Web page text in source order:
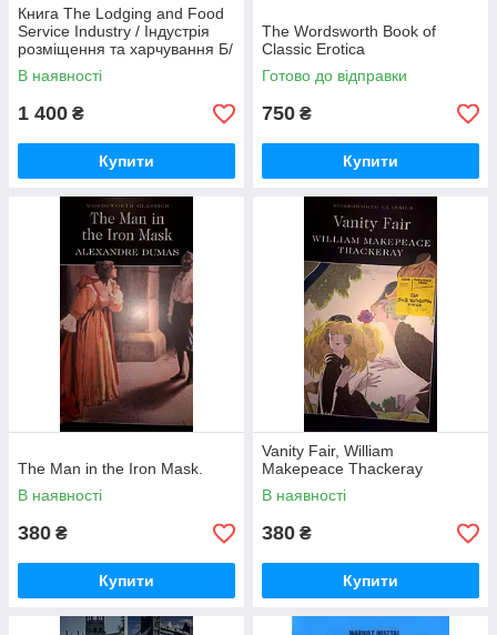
Книга The Lodging and Food
Service Industry / Індустрія
розміщення та харчування Б/
У
В наявності
1 400 ₴
Купити
The Wordsworth Book of
Classic Erotica
Готово до відправки
750 ₴
Купити
The Man in the Iron Mask.
В наявності
380 ₴
Купити
Vanity Fair, William
Makepeace Thackeray
В наявності
380 ₴
Купити